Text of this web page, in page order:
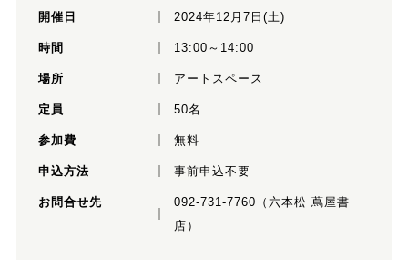
開催日 2024年12月7日(土)
時間 13:00～14:00
場所 アートスペース
定員 50名
参加費 無料
申込方法 事前申込不要
お問合せ先
092-731-7760（六本松 蔦屋書
店）